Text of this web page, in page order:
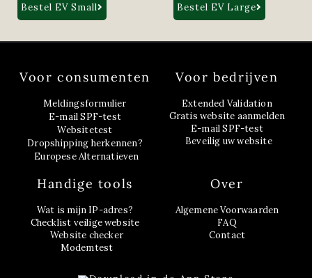
Bestel EV Small Bestel EV Large
Voor consumenten
Meldingsformulier
E-mail SPF-test
Websitetest
Dropshipping herkennen?
Europese Alternatieven
Voor bedrijven
Extended Validation
Gratis website aanmelden
E-mail SPF-test
Beveilig uw website
Handige tools
Wat is mijn IP-adres?
Checklist veilige website
Website checker
Modemtest
Over
Algemene Voorwaarden
FAQ
Contact